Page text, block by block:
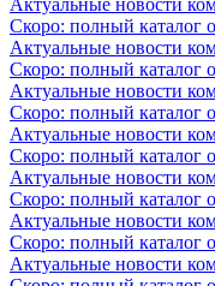
Скоро: полный каталог
Актуальные новости
Скоро: полный каталог
Актуальные новости
Скоро: полный каталог
Актуальные новости
Скоро: полный каталог
Актуальные новости
Скоро: полный каталог
Актуальные новости
Скоро: полный каталог
Актуальные новости